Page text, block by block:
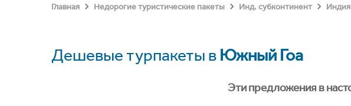
Главная Недорогие туристические пакеты Инд. субконтинент Индия
Дешевые турпакеты в Южный Гоа
Эти предложения в